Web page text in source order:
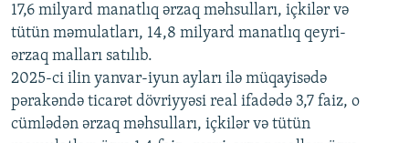
17,6 milyard manatlıq ərzaq məhsulları, içkilər və
tütün məmulatları, 14,8 milyard manatlıq qeyri-
ərzaq malları satılıb.
2025-ci ilin yanvar-iyun ayları ilə müqayisədə
pərakəndə ticarət dövriyyəsi real ifadədə 3,7 faiz, o
cümlədən ərzaq məhsulları, içkilər və tütün